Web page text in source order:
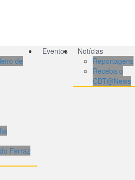
de
Ferraz
Eventos
Notícias
Reportagens
Receba o
CBT@News